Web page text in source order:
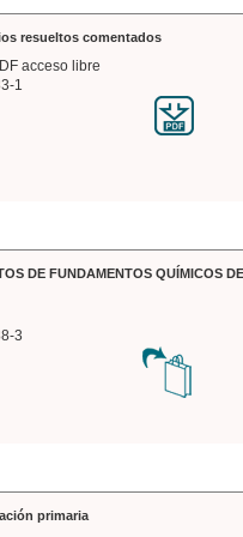
resueltos comentados
acceso libre
1
DE FUNDAMENTOS QUÍMICOS
3
primaria